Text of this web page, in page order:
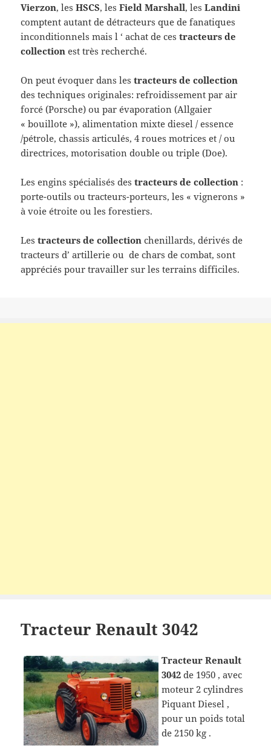
Vierzon, lesHSCS, lesField Marshall, lesLandini
comptent autant de détracteurs que de fanatiques
inconditionnels mais l ‘ achat de cestracteurs de
collection est très recherché.
On peut évoquer dans lestracteurs de collection
des techniques originales: refroidissement par air
forcé (Porsche) ou par évaporation (Allgaier
« bouillote »), alimentation mixte diesel / essence
/pétrole, chassis articulés, 4 roues motrices et / ou
directrices, motorisation double ou triple (Doe).
Les engins spécialisés destracteurs de collection :
porte-outils ou tracteurs-porteurs, les « vignerons »
à voie étroite ou les forestiers.
Lestracteurs de collection chenillards, dérivés de
tracteurs d’ artillerie ou de chars de combat, sont
appréciés pour travailler sur les terrains difficiles.
Tracteur Renault 3042
Tracteur Renault
3042 de 1950 , avec
moteur 2 cylindres
Piquant Diesel ,
pour un poids total
de 2150 kg .